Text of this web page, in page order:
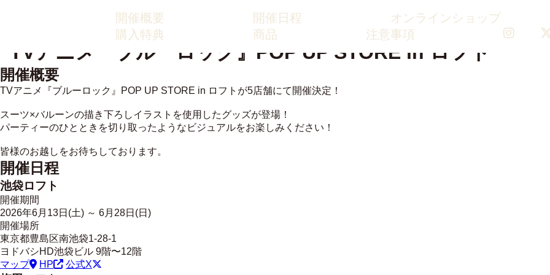
開催概要 開催日程
オンラインショップ
購入特典
商品 注意事項
開催概要
TVアニメ『ブルーロック』POP UP STORE in ロフトが5店舗にて開催決定！
スーツ×バルーンの描き下ろしイラストを使用したグッズが登場！
パーティーのひとときを切り取ったようなビジュアルをお楽しみください！
皆様のお越しをお待ちしております。
開催日程
池袋ロフト
開催期間
2026年6月 13日(土) ～ 6月 28日(日)
開催場所
東京都豊島区南池袋1-28-1
ヨドバシHD池袋ビル 9階〜12階
マップ
HP 公式X